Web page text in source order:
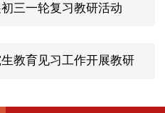
三一轮复习教研活动
教育见习工作开展教研